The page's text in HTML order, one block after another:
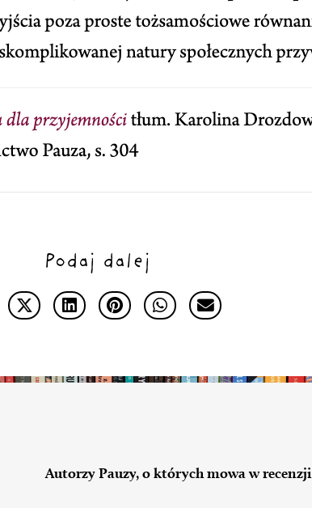
Podaj dalej
Autorzy Pauzy, o których mowa w recenzji